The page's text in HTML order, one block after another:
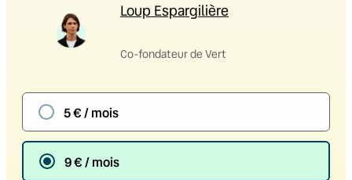
Loup Espargilière
Co-fondateur de Vert
5 € / mois
9 € / mois